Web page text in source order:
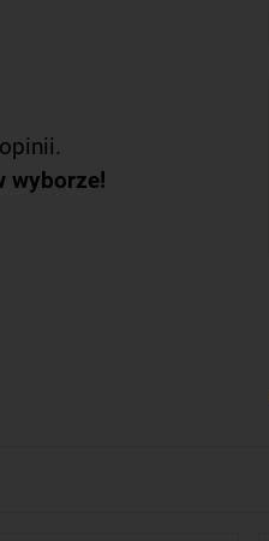
wyborze!